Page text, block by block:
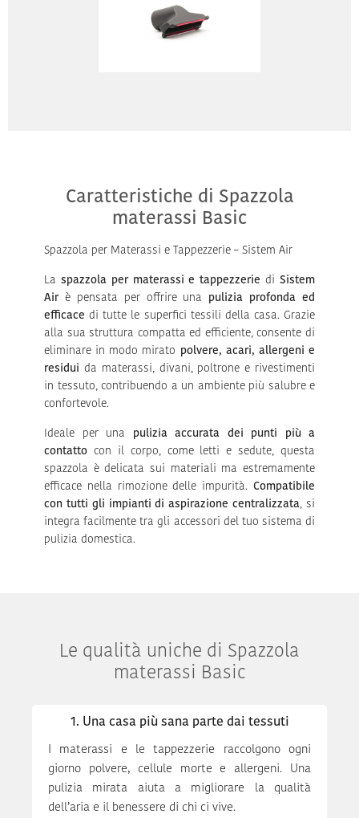
Caratteristiche di Spazzola
materassi Basic
Spazzola per Materassi e Tappezzerie – Sistem Air
La spazzola per materassi e tappezzerie diSistem
Airè pensata per offrire una pulizia profonda ed
efficace di tutte le superfici tessili della casa. Grazie
alla sua struttura compatta ed efficiente, consente di
eliminare in modo mirato polvere, acari, allergeni e
residui da materassi, divani, poltrone e rivestimenti
in tessuto, contribuendo a un ambiente più salubre e
confortevole.
Ideale per una pulizia accurata dei punti più a
contatto con il corpo, come letti e sedute, questa
spazzola è delicata sui materiali ma estremamente
efficace nella rimozione delle impurità. Compatibile
con tutti gli impianti di aspirazione centralizzata, si
integra facilmente tra gli accessori del tuo sistema di
pulizia domestica.
Le qualità uniche di Spazzola
materassi Basic
1. Una casa più sana parte dai tessuti
I materassi e le tappezzerie raccolgono ogni
giorno polvere, cellule morte e allergeni. Una
pulizia mirata aiuta a migliorare la qualità
dell’aria e il benessere di chi ci vive.